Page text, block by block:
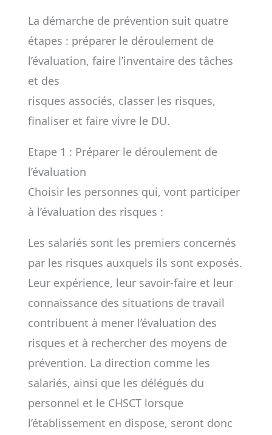
La démarche de prévention suit quatre
étapes : préparer le déroulement de
l’évaluation, faire l’inventaire des tâches
et des
risques associés, classer les risques,
finaliser et faire vivre le DU.
Etape 1 : Préparer le déroulement de
l’évaluation
Choisir les personnes qui, vont participer
à l’évaluation des risques :
Les salariés sont les premiers concernés
par les risques auxquels ils sont exposés.
Leur expérience, leur savoir-faire et leur
connaissance des situations de travail
contribuent à mener l’évaluation des
risques et à rechercher des moyens de
prévention. La direction comme les
salariés, ainsi que les délégués du
personnel et le CHSCT lorsque
l’établissement en dispose, seront donc